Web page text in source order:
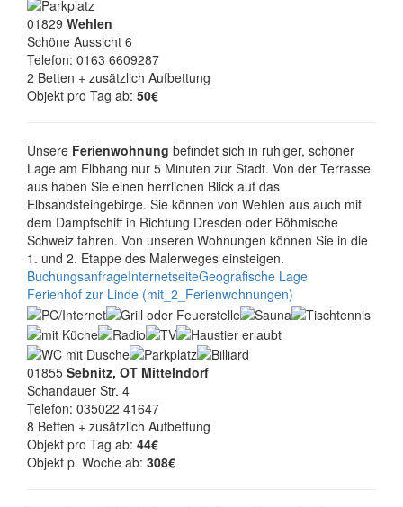
01829 Wehlen
Schöne Aussicht 6
Telefon: 0163 6609287
2 Betten + zusätzlich Aufbettung
Objekt pro Tag ab: 50€
Unsere Ferienwohnung befindet sich in ruhiger, schöner
Lage am Elbhang nur 5 Minuten zur Stadt. Von der Terrasse
aus haben Sie einen herrlichen Blick auf das
Elbsandsteingebirge. Sie können von Wehlen aus auch mit
dem Dampfschiff in Richtung Dresden oder Böhmische
Schweiz fahren. Von unseren Wohnungen können Sie in die
1. und 2. Etappe des Malerweges einsteigen.
BuchungsanfrageInternetseiteGeografische Lage
Ferienhof zur Linde (mit_2_Ferienwohnungen)
01855 Sebnitz, OT Mittelndorf
Schandauer Str. 4
Telefon: 035022 41647
8 Betten + zusätzlich Aufbettung
Objekt pro Tag ab: 44€
Objekt p. Woche ab: 308€